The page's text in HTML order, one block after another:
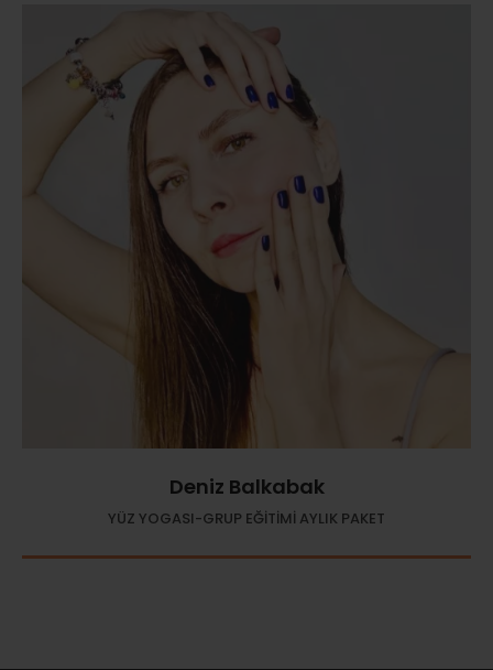
Deniz Balkabak
YÜZ YOGASI-GRUP EĞİTİMİ AYLIK PAKET